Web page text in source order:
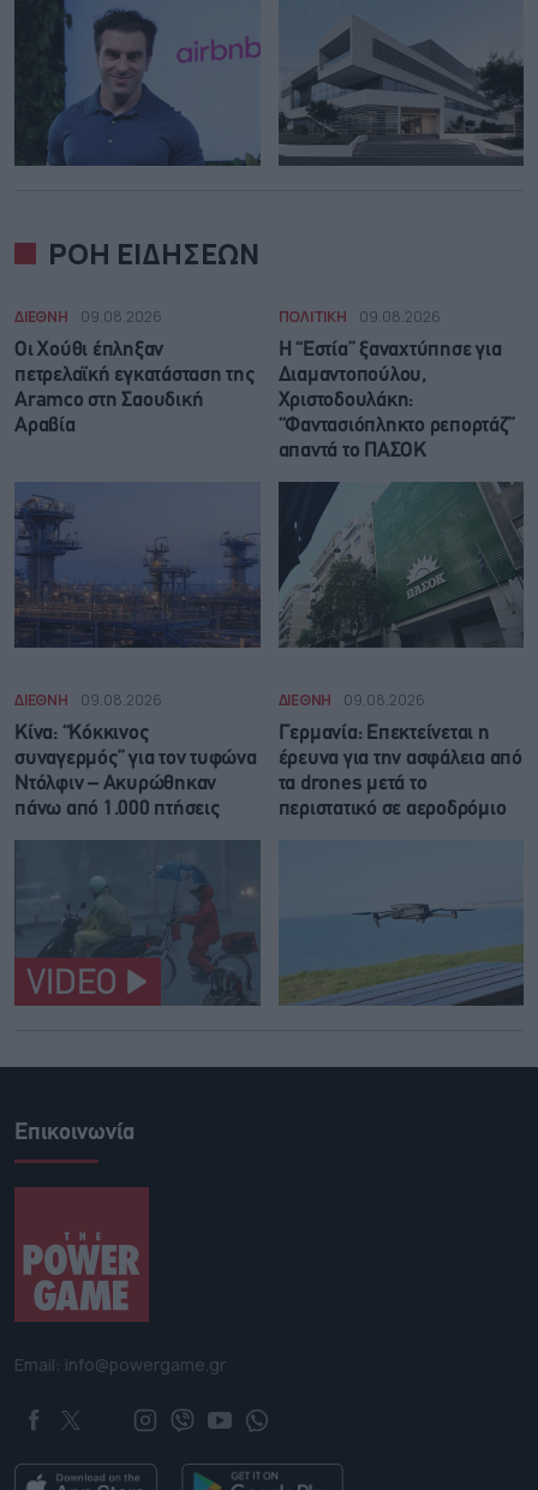
ΡΟΗ ΕΙΔΗΣΕΩΝ
ΔΙΕΘΝΗ 09.08.2026
Οι Χούθι έπληξαν
πετρελαϊκή εγκατάσταση της
Aramco στη Σαουδική
Αραβία
ΠΟΛΙΤΙΚΗ 09.08.2026
Η “Εστία” ξαναχτύπησε για
Διαμαντοπούλου,
Χριστοδουλάκη:
“Φαντασιόπληκτο ρεπορτάζ”
απαντά το ΠΑΣΟΚ
ΔΙΕΘΝΗ 09.08.2026
Κίνα: “Κόκκινος
συναγερμός” για τον τυφώνα
Ντόλφιν – Ακυρώθηκαν
πάνω από 1.000 πτήσεις
VIDEO
ΔΙΕΘΝΗ 09.08.2026
Γερμανία: Επεκτείνεται η
έρευνα για την ασφάλεια από
τα drones μετά το
περιστατικό σε αεροδρόμιο
Επικοινωνία
Email: info@powergame.gr